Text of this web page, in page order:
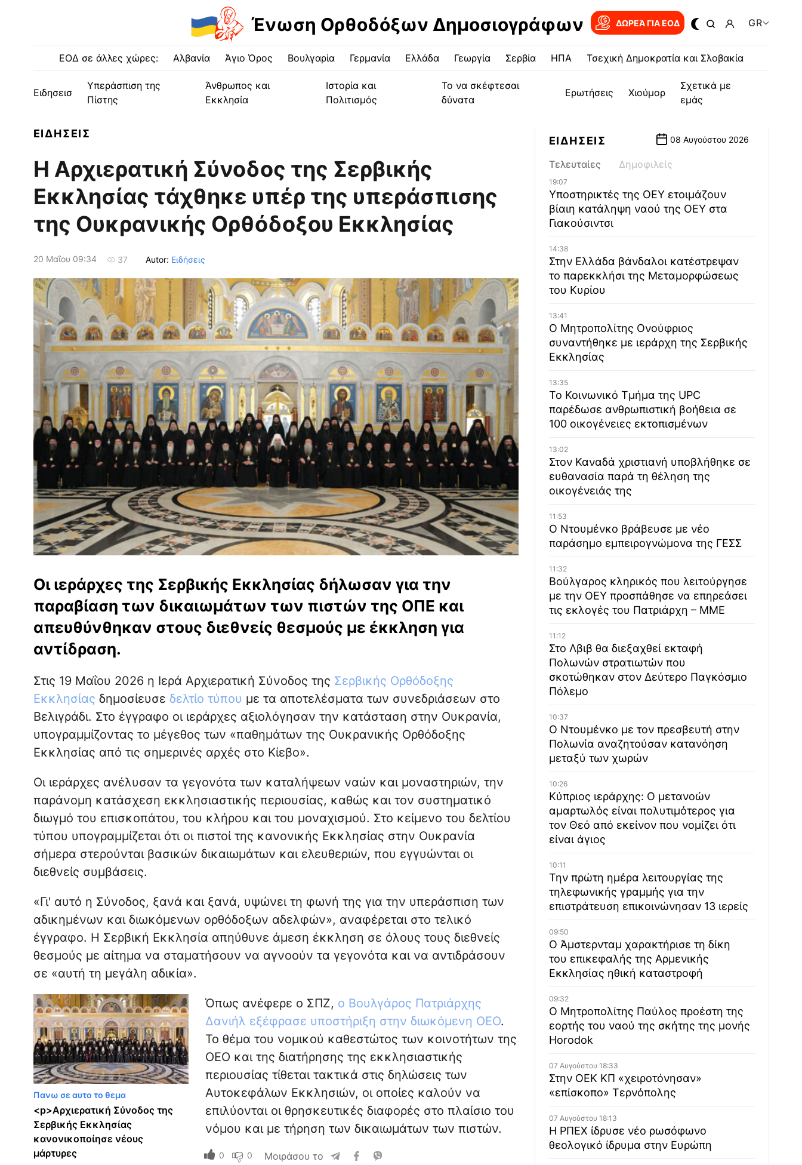
Ένωση Ορθοδόξων Δημοσιογράφων ΔΩΡΕΆ ΓΙΑ EOΔ GR
ΕΟΔ σε άλλες χώρες: Αλβανία Άγιο Όρος Βουλγαρία Γερμανία Ελλάδα Γεωργία Σερβία ΗΠΑ Τσεχική Δημοκρατία και Σλοβακία
Ειδησεισ
Υπεράσπιση της
Πίστης
Άνθρωπος και
Εκκλησία
Ιστορία και
Πολιτισμός
Το να σκέφτεσαι
δύνατα
Ερωτήσεις Χιούμορ
Σχετικά με
εμάς
ΕΙΔΗΣΕΙΣ
Η Αρχιερατική Σύνοδος της Σερβικής
Εκκλησίας τάχθηκε υπέρ της υπεράσπισης
της Ουκρανικής Ορθόδοξου Εκκλησίας
20 Μαΐου 09:34 37 Autor: Ειδήσεις
Οι ιεράρχες της Σερβικής Εκκλησίας δήλωσαν για την
παραβίαση των δικαιωμάτων των πιστών της ΟΠΕ και
απευθύνθηκαν στους διεθνείς θεσμούς με έκκληση για
αντίδραση.
Στις 19 Μαΐου 2026 η Ιερά Αρχιερατική Σύνοδος της Σερβικής Ορθόδοξης
Εκκλησίας δημοσίευσε δελτίο τύπου με τα αποτελέσματα των συνεδριάσεων στο
Βελιγράδι. Στο έγγραφο οι ιεράρχες αξιολόγησαν την κατάσταση στην Ουκρανία,
υπογραμμίζοντας το μέγεθος των «παθημάτων της Ουκρανικής Ορθόδοξης
Εκκλησίας από τις σημερινές αρχές στο Κίεβο».
Οι ιεράρχες ανέλυσαν τα γεγονότα των καταλήψεων ναών και μοναστηριών, την
παράνομη κατάσχεση εκκλησιαστικής περιουσίας, καθώς και τον συστηματικό
διωγμό του επισκοπάτου, του κλήρου και του μοναχισμού. Στο κείμενο του δελτίου
τύπου υπογραμμίζεται ότι οι πιστοί της κανονικής Εκκλησίας στην Ουκρανία
σήμερα στερούνται βασικών δικαιωμάτων και ελευθεριών, που εγγυώνται οι
διεθνείς συμβάσεις.
«Γι' αυτό η Σύνοδος, ξανά και ξανά, υψώνει τη φωνή της για την υπεράσπιση των
αδικημένων και διωκόμενων ορθόδοξων αδελφών», αναφέρεται στο τελικό
έγγραφο. Η Σερβική Εκκλησία απηύθυνε άμεση έκκληση σε όλους τους διεθνείς
θεσμούς με αίτημα να σταματήσουν να αγνοούν τα γεγονότα και να αντιδράσουν
σε «αυτή τη μεγάλη αδικία».
Πανω σε αυτο το θεμα
<р>Αρχιερατική Σύνοδος της
Σερβικής Εκκλησίας
κανονικοποίησε νέους
μάρτυρες
Όπως ανέφερε ο ΣΠΖ, ο Βουλγάρος Πατριάρχης
Δανιήλ εξέφρασε υποστήριξη στην διωκόμενη ΟΕΟ.
Το θέμα του νομικού καθεστώτος των κοινοτήτων της
ΟΕΟ και της διατήρησης της εκκλησιαστικής
περιουσίας τίθεται τακτικά στις δηλώσεις των
Αυτοκεφάλων Εκκλησιών, οι οποίες καλούν να
επιλύονται οι θρησκευτικές διαφορές στο πλαίσιο του
νόμου και με τήρηση των δικαιωμάτων των πιστών.
0 0 Μοιράσου το
ΕΙΔΗΣΕΙΣ 08 Αυγούστου 2026
Τελευταίες Δημοφιλείς
19:07
Υποστηρικτές της ΟΕΥ ετοιμάζουν
βίαιη κατάληψη ναού της ΟΕΥ στα
Γιακούσιντσι
14:38
Στην Ελλάδα βάνδαλοι κατέστρεψαν
το παρεκκλήσι της Μεταμορφώσεως
του Κυρίου
13:41
Ο Μητροπολίτης Ονούφριος
συναντήθηκε με ιεράρχη της Σερβικής
Εκκλησίας
13:35
Το Κοινωνικό Τμήμα της UPC
παρέδωσε ανθρωπιστική βοήθεια σε
100 οικογένειες εκτοπισμένων
13:02
Στον Καναδά χριστιανή υποβλήθηκε σε
ευθανασία παρά τη θέληση της
οικογένειάς της
11:53
Ο Ντουμένκο βράβευσε με νέο
παράσημο εμπειρογνώμονα της ΓΕΣΣ
11:32
Βούλγαρος κληρικός που λειτούργησε
με την ΟΕΥ προσπάθησε να επηρεάσει
τις εκλογές του Πατριάρχη – ΜΜΕ
11:12
Στο Λβιβ θα διεξαχθεί εκταφή
Πολωνών στρατιωτών που
σκοτώθηκαν στον Δεύτερο Παγκόσμιο
Πόλεμο
10:37
Ο Ντουμένκο με τον πρεσβευτή στην
Πολωνία αναζητούσαν κατανόηση
μεταξύ των χωρών
10:26
Κύπριος ιεράρχης: Ο μετανοών
αμαρτωλός είναι πολυτιμότερος για
τον Θεό από εκείνον που νομίζει ότι
είναι άγιος
10:11
Την πρώτη ημέρα λειτουργίας της
τηλεφωνικής γραμμής για την
επιστράτευση επικοινώνησαν 13 ιερείς
09:50
Ο Άμστερνταμ χαρακτήρισε τη δίκη
του επικεφαλής της Αρμενικής
Εκκλησίας ηθική καταστροφή
09:32
Ο Μητροπολίτης Παύλος προέστη της
εορτής του ναού της σκήτης της μονής
Horodok
07 Αυγούστου 18:33
Στην ΟΕΚ ΚΠ «χειροτόνησαν»
«επίσκοπο» Τερνόπολης
07 Αυγούστου 18:13
Η ΡΠΕΧ ίδρυσε νέο ρωσόφωνο
θεολογικό ίδρυμα στην Ευρώπη